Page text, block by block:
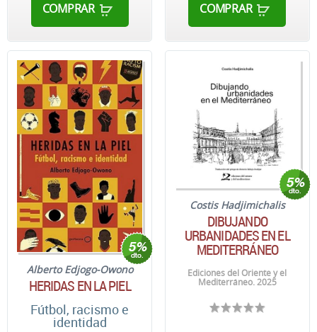
COMPRAR COMPRAR
Alberto Edjogo-Owono
HERIDAS EN LA PIEL
Fútbol, racismo e
identidad
Costis Hadjimichalis
DIBUJANDO
URBANIDADES EN EL
MEDITERRÁNEO
Ediciones del Oriente y el
Mediterráneo. 2025